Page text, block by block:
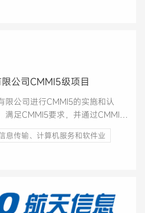
公司CMMI5级项目
限公司进行CMMI5的实施和认
满足CMMI5要求，并通过CMMI研
息传输、计算机服务和软件业